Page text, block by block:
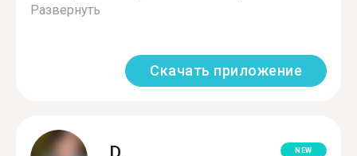
Развернуть
Скачать приложение
NEW